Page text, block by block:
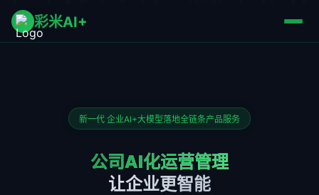
彩米AI+
新一代 企业AI+大模型落地全链条产品服务
公司AI化运营管理
让企业更智能